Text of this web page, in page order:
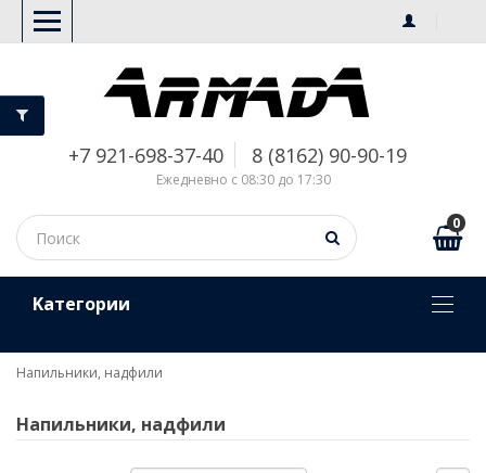
+7 921-698-37-40 8 (8162) 90-90-19
Ежедневно с 08:30 до 17:30
0
Kатегории
Напильники, надфили
Напильники, надфили